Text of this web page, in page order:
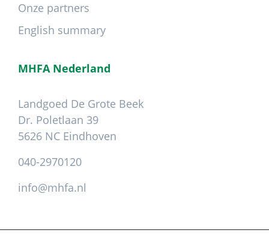
Onze partners
English summary
MHFA Nederland
Landgoed De Grote Beek
Dr. Poletlaan 39
5626 NC Eindhoven
040-2970120
info@mhfa.nl